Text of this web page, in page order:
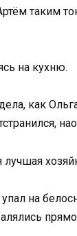
таким
на кухню.
как
на